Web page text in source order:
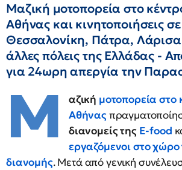
Μαζική μοτοπορεία στο
Αθήνας και κινητοποιήσεις σε
Θεσσαλονίκη, Πάτρα, Λάρισα
άλλες πόλεις της Ελλάδας -
για 24ωρη απεργία την
Μ αζική μοτοπορεία στο
Αθήνας
διανομείς της E-food
εργαζόμενοι στο χώρο
διανομής. Μετά από γενική